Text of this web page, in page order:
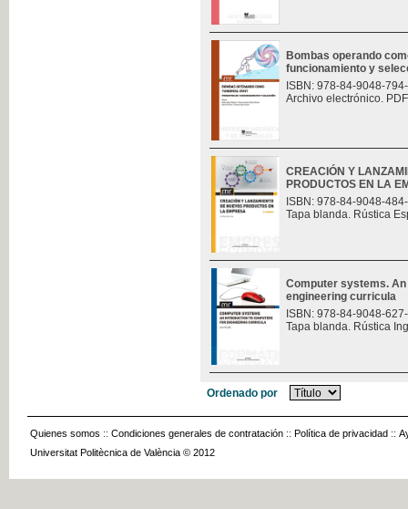
Bombas operando
funcionamiento y
ISBN: 978-84-9048-
Archivo electrónico.
CREACIÓN Y
PRODUCTOS EN LA
ISBN: 978-84-9048-
Tapa blanda. Rústica
Computer systems.
engineering curricula
ISBN: 978-84-9048-
Tapa blanda. Rústica
Ordenado por
Quienes somos :: Condiciones generales de contratación :: Política de privacidad ::
Universitat Politècnica de València © 2012